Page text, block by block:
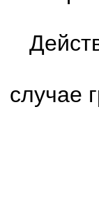
случае